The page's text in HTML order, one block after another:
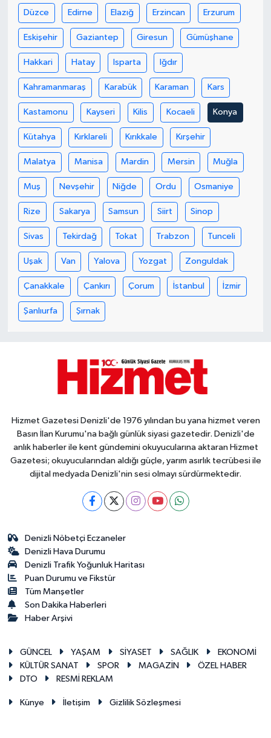
Düzce Edirne Elazığ Erzincan Erzurum
Eskişehir Gaziantep Giresun Gümüşhane
Hakkari Hatay Isparta Iğdır
Kahramanmaraş Karabük Karaman Kars
Kastamonu Kayseri Kilis Kocaeli Konya
Kütahya Kırklareli Kırıkkale Kırşehir
Malatya Manisa Mardin Mersin Muğla
Muş Nevşehir Niğde Ordu Osmaniye
Rize Sakarya Samsun Siirt Sinop
Sivas Tekirdağ Tokat Trabzon Tunceli
Uşak Van Yalova Yozgat Zonguldak
Çanakkale Çankırı Çorum İstanbul İzmir
Şanlıurfa Şırnak
Hizmet Gazetesi Denizli'de 1976 yılından bu yana hizmet veren
Basın İlan Kurumu'na bağlı günlük siyasi gazetedir. Denizli'de
anlık haberler ile kent gündemini okuyucularına aktaran Hizmet
Gazetesi; okuyucularından aldığı güçle, yarım asırlık tecrübesi ile
dijital medyada Denizli'nin sesi olmayı sürdürmektedir.
Denizli Nöbetçi Eczaneler
Denizli Hava Durumu
Denizli Trafik Yoğunluk Haritası
Puan Durumu ve Fikstür
Tüm Manşetler
Son Dakika Haberleri
Haber Arşivi
GÜNCEL YAŞAM SİYASET SAĞLIK
EKONOMİ
KÜLTÜR SANAT
SPOR MAGAZİN
ÖZEL HABER
DTO
RESMİ REKLAM
Künye İletişim Gizlilik Sözleşmesi